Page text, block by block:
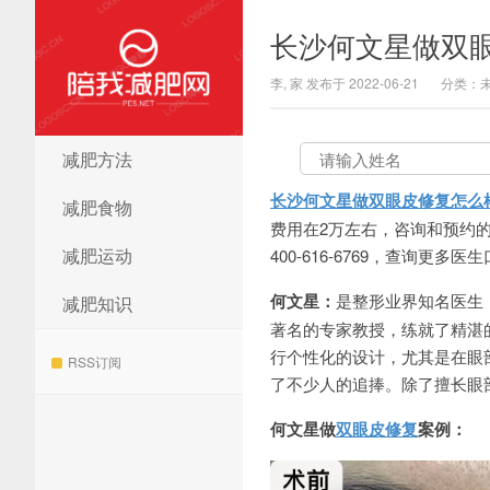
陪我减肥网
减肥方法
减肥食物
减肥运动
减肥知识
RSS订阅
长沙何文星做双
李, 家 发布于 2022-06-21 分类：
长沙何文星做双眼皮修复怎么
费用在2万左右，咨询和预约
400-616-6769，查询更多医
何文星： 是整形业界知名医
著名的专家教授，练就了精
行个性化的设计，尤其是在
了不少人的追捧。除了擅长
何文星做双眼皮修复案例：